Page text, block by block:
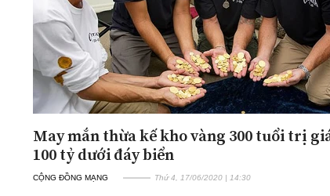
May mắn thừa kế kho vàng 300 tuổi trị
100 tỷ dưới đáy biển
CỘNG ĐỒNG MẠNG Thứ 4, 17/06/2020 | 14:30